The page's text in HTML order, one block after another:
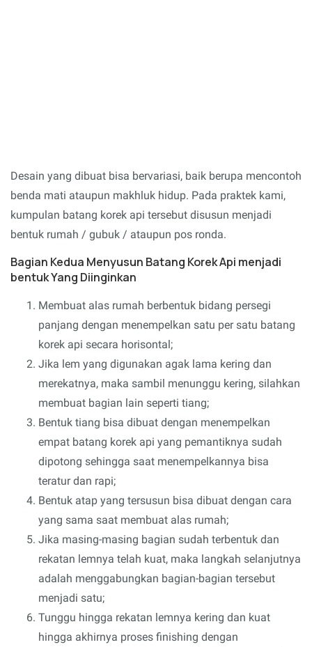
Desain yang dibuat bisa bervariasi, baik berupa mencontoh
benda mati ataupun makhluk hidup. Pada praktek kami,
kumpulan batang korek api tersebut disusun menjadi
bentuk rumah / gubuk / ataupun pos ronda.
Bagian Kedua Menyusun Batang Korek Api menjadi
bentuk Yang Diinginkan
Membuat alas rumah berbentuk bidang persegi
panjang dengan menempelkan satu per satu batang
korek api secara horisontal;
Jika lem yang digunakan agak lama kering dan
merekatnya, maka sambil menunggu kering, silahkan
membuat bagian lain seperti tiang;
Bentuk tiang bisa dibuat dengan menempelkan
empat batang korek api yang pemantiknya sudah
dipotong sehingga saat menempelkannya bisa
teratur dan rapi;
Bentuk atap yang tersusun bisa dibuat dengan cara
yang sama saat membuat alas rumah;
Jika masing-masing bagian sudah terbentuk dan
rekatan lemnya telah kuat, maka langkah selanjutnya
adalah menggabungkan bagian-bagian tersebut
menjadi satu;
Tunggu hingga rekatan lemnya kering dan kuat
hingga akhirnya proses finishing dengan